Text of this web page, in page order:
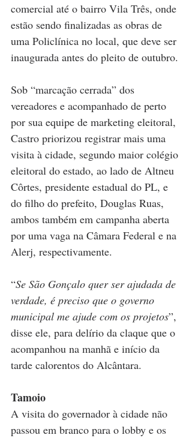
comercial até o bairro Vila Três, onde
estão sendo finalizadas as obras de
uma Policlínica no local, que deve ser
inaugurada antes do pleito de outubro.
Sob “marcação cerrada” dos
vereadores e acompanhado de perto
por sua equipe de marketing eleitoral,
Castro priorizou registrar mais uma
visita à cidade, segundo maior colégio
eleitoral do estado, ao lado de Altneu
Côrtes, presidente estadual do PL, e
do filho do prefeito, Douglas Ruas,
ambos também em campanha aberta
por uma vaga na Câmara Federal e na
Alerj, respectivamente.
“Se São Gonçalo quer ser ajudada de
verdade, é preciso que o governo
municipal me ajude com os projetos”,
disse ele, para delírio da claque que o
acompanhou na manhã e início da
tarde calorentos do Alcântara.
Tamoio
A visita do governador à cidade não
passou em branco para o lobby e os